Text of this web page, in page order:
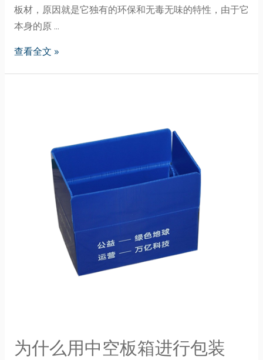
板材，原因就是它独有的环保和无毒无味的特性，由于它
本身的原 …
查看全文 »
为什么用中空板箱进行包装